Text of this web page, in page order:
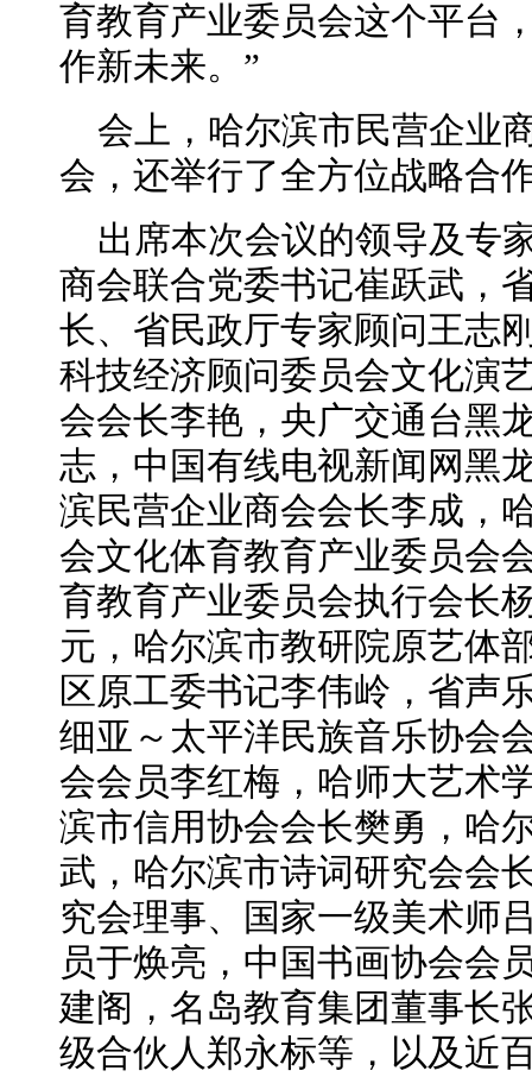
育教育产业委员会这个平台
作新未来。”
会上，哈尔滨市民营企业
会，还举行了全方位战略合
出席本次会议的领导及专
商会联合党委书记崔跃武，
长、省民政厅专家顾问王志
科技经济顾问委员会文化演
会会长李艳，央广交通台黑
志，中国有线电视新闻网黑
滨民营企业商会会长李成，
会文化体育教育产业委员会
育教育产业委员会执行会长
元，哈尔滨市教研院原艺体
区原工委书记李伟岭，省声
细亚～太平洋民族音乐协会
会会员李红梅，哈师大艺术
滨市信用协会会长樊勇，哈
武，哈尔滨市诗词研究会会
究会理事、国家一级美术师
员于焕亮，中国书画协会会
建阁，名岛教育集团董事长
级合伙人郑永标等，以及近